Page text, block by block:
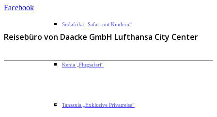
Südafrika „Safari mit Kindern“
Kenia „Flugsafari“
Tansania „Exklusive Privatreise“
Facebook
Reisebüro von Daacke GmbH Lufthansa City Center
Telefon: 040 82 27 72 14